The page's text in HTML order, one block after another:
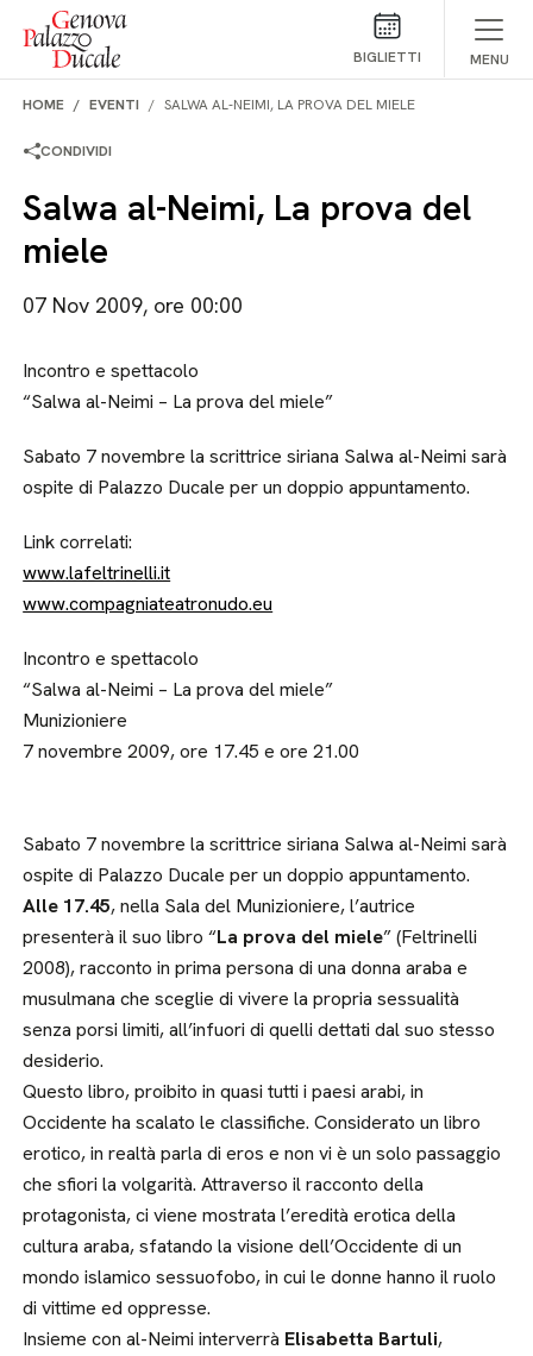
Salta al contenuto
BIGLIETTI MENU
HOME EVENTI SALWA AL-NEIMI, LA PROVA DEL MIELE
CONDIVIDI
Salwa al-Neimi, La prova del
miele
07 Nov 2009, ore 00:00
Incontro e spettacolo
“Salwa al-Neimi – La prova del miele”
Sabato 7 novembre la scrittrice siriana Salwa al-Neimi sarà
ospite di Palazzo Ducale per un doppio appuntamento.
Link correlati:
www.lafeltrinelli.it
www.compagniateatronudo.eu
Incontro e spettacolo
“Salwa al-Neimi – La prova del miele”
Munizioniere
7 novembre 2009, ore 17.45 e ore 21.00
Sabato 7 novembre la scrittrice siriana Salwa al-Neimi sarà
ospite di Palazzo Ducale per un doppio appuntamento.
Alle 17.45, nella Sala del Munizioniere, l’autrice
presenterà il suo libro “La prova del miele” (Feltrinelli
2008), racconto in prima persona di una donna araba e
musulmana che sceglie di vivere la propria sessualità
senza porsi limiti, all’infuori di quelli dettati dal suo stesso
desiderio.
Questo libro, proibito in quasi tutti i paesi arabi, in
Occidente ha scalato le classifiche. Considerato un libro
erotico, in realtà parla di eros e non vi è un solo passaggio
che sfiori la volgarità. Attraverso il racconto della
protagonista, ci viene mostrata l’eredità erotica della
cultura araba, sfatando la visione dell’Occidente di un
mondo islamico sessuofobo, in cui le donne hanno il ruolo
di vittime ed oppresse.
Insieme con al-Neimi interverrà Elisabetta Bartuli,